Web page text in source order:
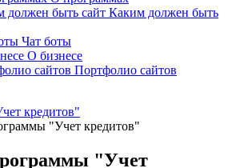
Каким должен быть
Чат боты
О бизнесе
Портфолио сайтов
кредитов"
"Учет кредитов"
"Учет